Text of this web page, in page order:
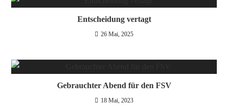
Entscheidung vertagt
26 Mai, 2025
Gebrauchter Abend für den FSV
18 Mai, 2023